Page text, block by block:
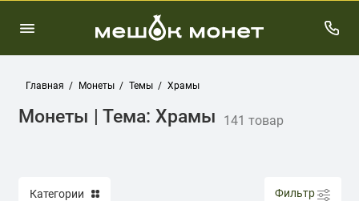
Главная Монеты Темы Храмы
Монеты | Тема: Храмы 141 товар
Категории Фильтр